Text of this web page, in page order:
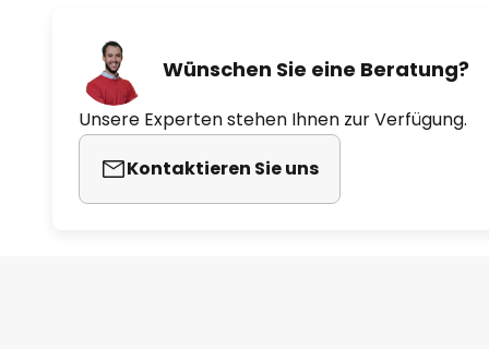
Wünschen Sie eine Beratung?
Unsere Experten stehen Ihnen zur Verfügung.
Kontaktieren Sie uns